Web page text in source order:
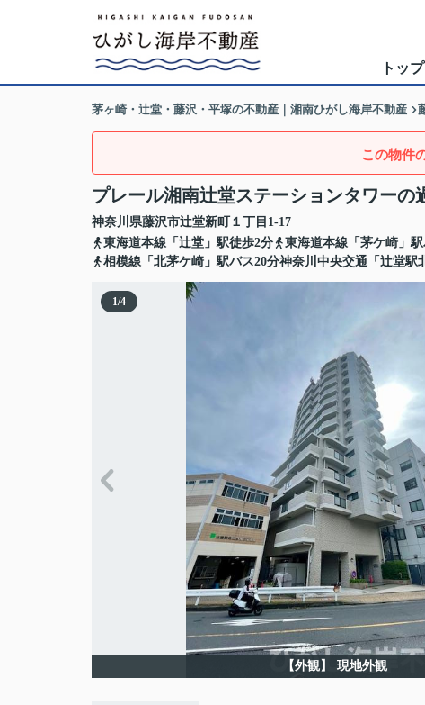
トップ
茅ヶ崎・辻堂・藤沢・平塚の不動産｜湘南ひがし海岸不動産
この物件
プレール湘南辻堂ステーションタワーの
神奈川県藤沢市辻堂新町
１丁目1-17
東海道本線「辻堂」駅徒歩2分
東海道本線「茅ケ崎」
相模線「北茅ケ崎」駅バス20分神奈川中央交通「辻堂駅
1/4
【外観】 現地外観